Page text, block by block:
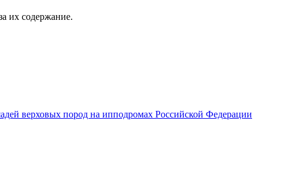
их содержание.
верховых пород на ипподромах Российской Федерации